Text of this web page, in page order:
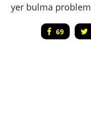
yer bulma
69